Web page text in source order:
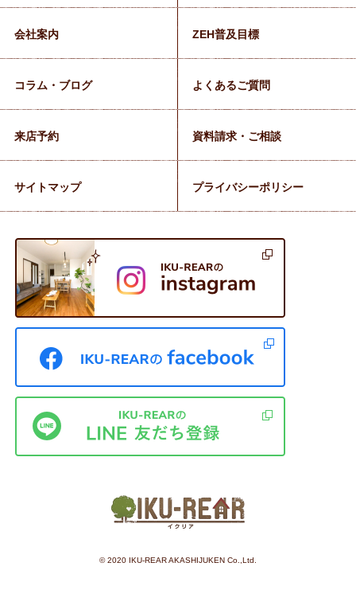
©︎ 2020 IKU-REAR AKASHIJUKEN Co.,Ltd.
会社案内 ZEH普及目標
コラム・ブログ よくあるご質問
来店予約 資料請求・ご相談
サイトマップ プライバシーポリシー